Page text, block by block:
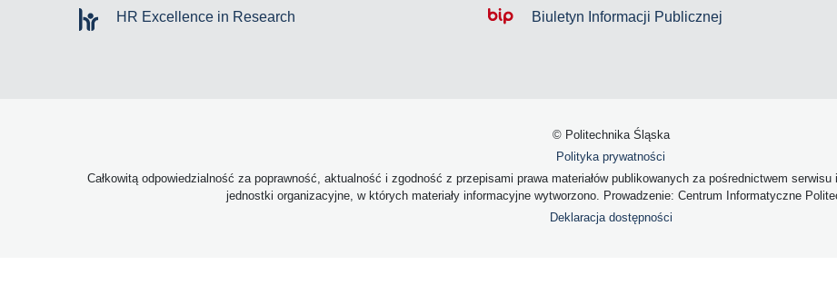
HR Excellence in Research Biuletyn Informacji Publicznej
© Politechnika Śląska
Polityka prywatności
Całkowitą odpowiedzialność za poprawność, aktualność i zgodność z przepisami prawa materiałów publikowanych za pośrednictwem
jednostki organizacyjne, w których materiały informacyjne wytworzono. Prowadzenie: Centrum Informatyczne
Deklaracja dostępności